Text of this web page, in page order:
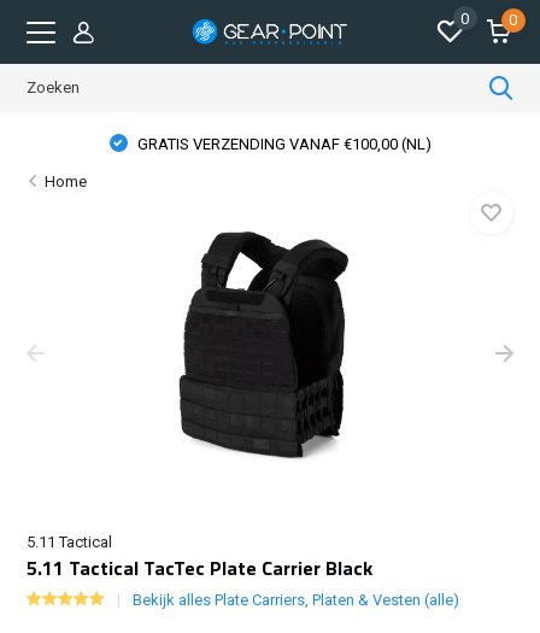
0 0
GRATIS VERZENDING VANAF €100,00 (NL)
Home
5.11 Tactical
5.11 Tactical TacTec Plate Carrier Black
Bekijk alles Plate Carriers, Platen & Vesten (alle)